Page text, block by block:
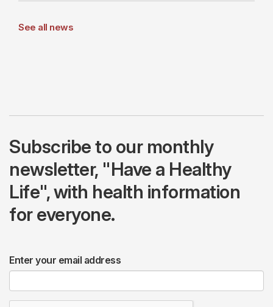
See all news
Subscribe to our monthly
newsletter, "Have a Healthy
Life", with health information
for everyone.
Enter your email address